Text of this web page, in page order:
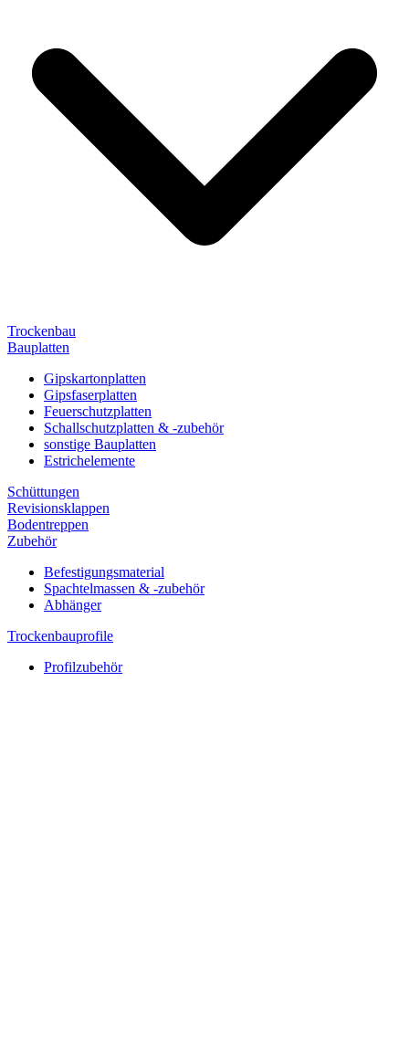
Trockenbau
Bauplatten
Gipskartonplatten
Gipsfaserplatten
Feuerschutzplatten
Schallschutzplatten & -zubehör
sonstige Bauplatten
Estrichelemente
Schüttungen
Revisionsklappen
Bodentreppen
Zubehör
Befestigungsmaterial
Spachtelmassen & -zubehör
Abhänger
Trockenbauprofile
Profilzubehör